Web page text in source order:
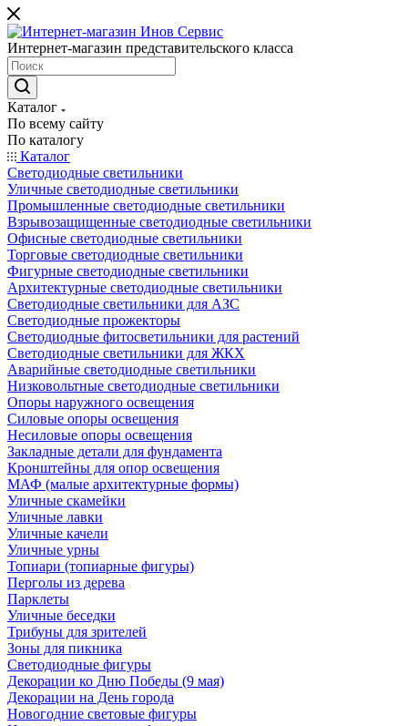
Интернет-магазин представительского класса
Каталог
По всему сайту
По каталогу
Каталог
Светодиодные светильники
Уличные светодиодные светильники
Промышленные светодиодные светильники
Взрывозащищенные светодиодные светильники
Офисные светодиодные светильники
Торговые светодиодные светильники
Фигурные светодиодные светильники
Архитектурные светодиодные светильники
Светодиодные светильники для АЗС
Светодиодные прожекторы
Светодиодные фитосветильники для растений
Светодиодные светильники для ЖКХ
Аварийные светодиодные светильники
Низковольтные светодиодные светильники
Опоры наружного освещения
Силовые опоры освещения
Несиловые опоры освещения
Закладные детали для фундамента
Кронштейны для опор освещения
МАФ (малые архитектурные формы)
Уличные скамейки
Уличные лавки
Уличные качели
Уличные урны
Топиари (топиарные фигуры)
Перголы из дерева
Парклеты
Уличные беседки
Трибуны для зрителей
Зоны для пикника
Светодиодные фигуры
Декорации ко Дню Победы (9 мая)
Декорации на День города
Новогодние световые фигуры